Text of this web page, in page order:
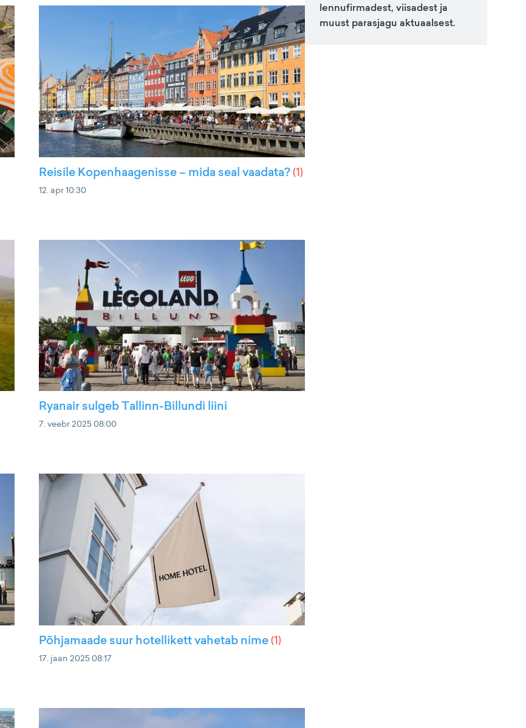
Reisile Kopenhaagenisse – mida seal vaadata?(1)
12. apr 10:30
Ryanair sulgeb Tallinn-Billundi liini
7. veebr 2025 08:00
Põhjamaade suur hotellikett vahetab nime(1)
17. jaan 2025 08:17
lennufirmadest, viisadest ja
muust parasjagu aktuaalsest.